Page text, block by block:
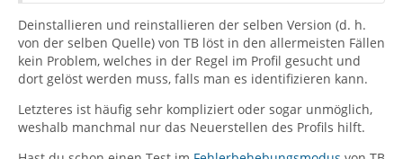
Deinstallieren und reinstallieren der selben Version (d. h.
von der selben Quelle) von TB löst in den allermeisten Fällen
kein Problem, welches in der Regel im Profil gesucht und
dort gelöst werden muss, falls man es identifizieren kann.
Letzteres ist häufig sehr kompliziert oder sogar unmöglich,
weshalb manchmal nur das Neuerstellen des Profils hilft.